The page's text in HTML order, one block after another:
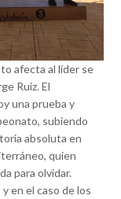
afecta al líder se
Ruiz. El
una prueba y
subiendo
absoluta en
quien
para olvidar.
en el caso de los